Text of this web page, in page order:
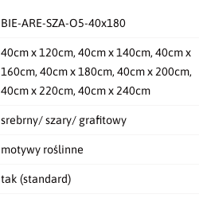
BIE-ARE-SZA-O5-40x180
40cm x 120cm, 40cm x 140cm, 40cm x
160cm, 40cm x 180cm, 40cm x 200cm,
40cm x 220cm, 40cm x 240cm
srebrny/ szary/ grafitowy
motywy roślinne
tak (standard)